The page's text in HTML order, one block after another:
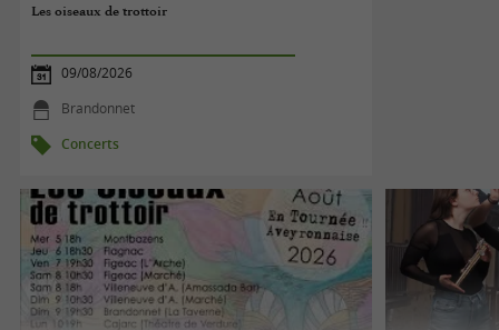
Les oiseaux de trottoir
09/08/2026
Brandonnet
Concerts